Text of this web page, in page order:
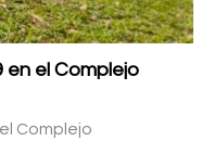
el Complejo
Complejo